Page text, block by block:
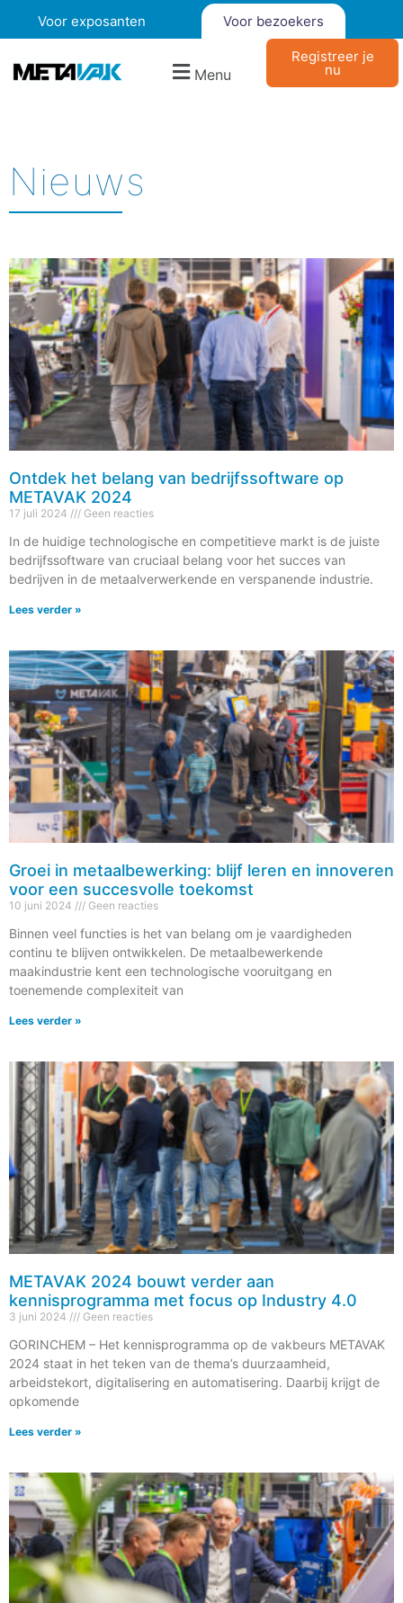
Voor exposanten Voor bezoekers
Menu
Registreer je
nu
Nieuws
Ontdek het belang van bedrijfssoftware op
METAVAK 2024
17 juli 2024 Geen reacties
In de huidige technologische en competitieve markt is de juiste
bedrijfssoftware van cruciaal belang voor het succes van
bedrijven in de metaalverwerkende en verspanende industrie.
Lees verder »
Groei in metaalbewerking: blijf leren en innoveren
voor een succesvolle toekomst
10 juni 2024 Geen reacties
Binnen veel functies is het van belang om je vaardigheden
continu te blijven ontwikkelen. De metaalbewerkende
maakindustrie kent een technologische vooruitgang en
toenemende complexiteit van
Lees verder »
METAVAK 2024 bouwt verder aan
kennisprogramma met focus op Industry 4.0
3 juni 2024 Geen reacties
GORINCHEM – Het kennisprogramma op de vakbeurs METAVAK
2024 staat in het teken van de thema’s duurzaamheid,
arbeidstekort, digitalisering en automatisering. Daarbij krijgt de
opkomende
Lees verder »